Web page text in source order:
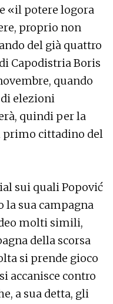
«il potere logora
proprio non
del già quattro
Capodistria Boris
quando
elezioni
quindi per la
primo cittadino del
sui quali Popović
sua campagna
molti simili,
della scorsa
si prende gioco
accanisce contro
a sua detta, gli